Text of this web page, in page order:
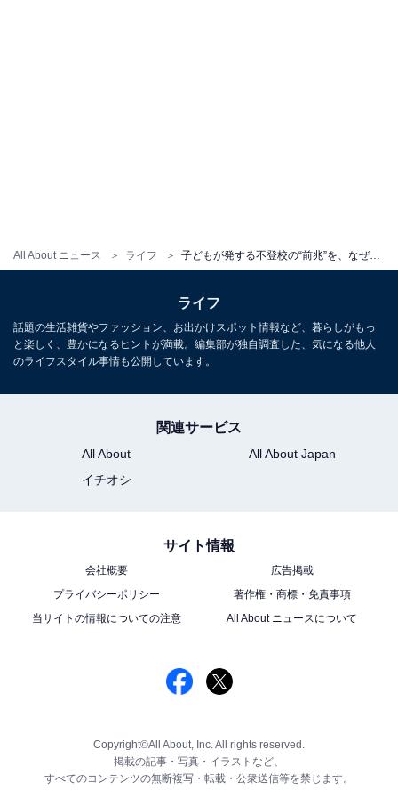
All About ニュース ライフ 子どもが発する不登校の“前兆”を、なぜ学校は見逃すのか。背景にある「昭和タイプ」の教員たち
ライフ
話題の生活雑貨やファッション、お出かけスポット情報など、暮らしがもっ
と楽しく、豊かになるヒントが満載。編集部が独自調査した、気になる他人
のライフスタイル事情も公開しています。
関連サービス
All About
All About Japan
イチオシ
サイト情報
会社概要
広告掲載
プライバシーポリシー
著作権・商標・免責事項
当サイトの情報についての注意
All About ニュースについて
Copyright©All About, Inc. All rights reserved.
掲載の記事・写真・イラストなど、
すべてのコンテンツの無断複写・転載・公衆送信等を禁じます。